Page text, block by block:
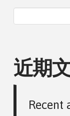
近期
Recent